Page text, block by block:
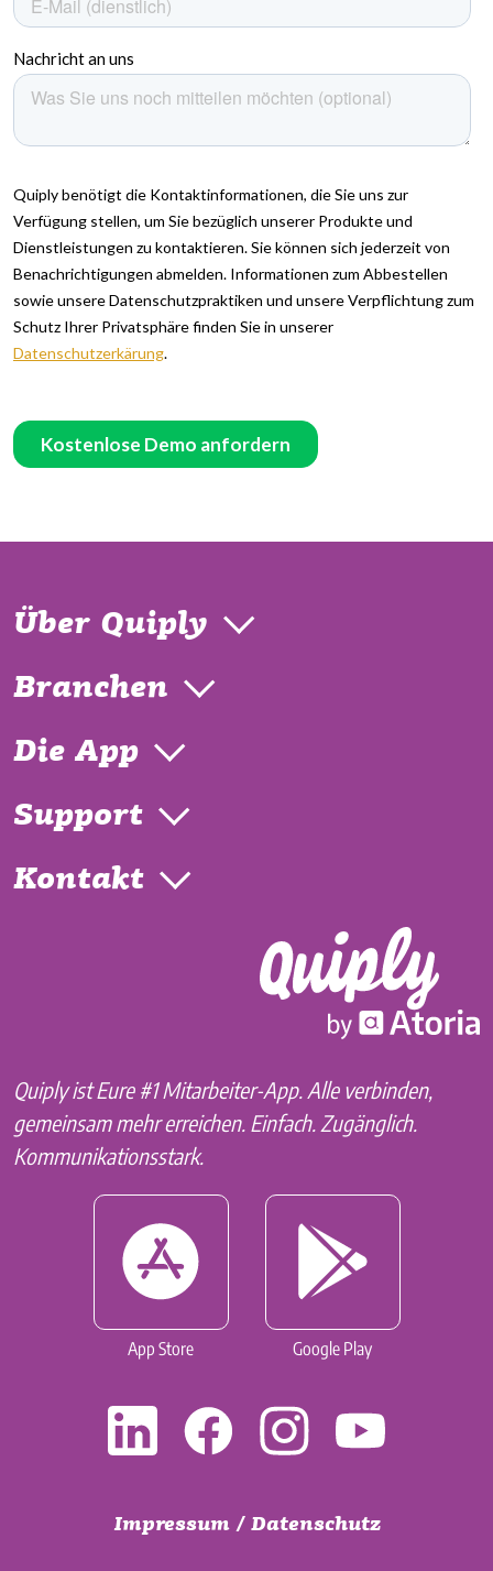
Über Quiply
Branchen
Die App
Support
Kontakt
Quiply ist Eure #1 Mitarbeiter-App. Alle verbinden,
gemeinsam mehr erreichen. Einfach. Zugänglich.
Kommunikationsstark.
App Store Google Play
Impressum/ Datenschutz